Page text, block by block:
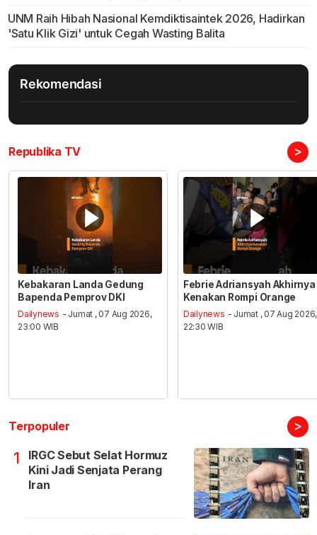
UNM Raih Hibah Nasional Kemdiktisaintek 2026, Hadirkan
'Satu Klik Gizi' untuk Cegah Wasting Balita
Rekomendasi
Republika TV >
Kebakaran Landa Gedung
Bapenda Pemprov DKI
Dailynews - Jumat , 07 Aug 2026,
23:00 WIB
Febrie Adriansyah Akhirnya
Kenakan Rompi Orange
Dailynews - Jumat , 07 Aug 2026,
22:30 WIB
Terpopuler >
1
IRGC Sebut Selat Hormuz
Kini Jadi Senjata Perang
Iran